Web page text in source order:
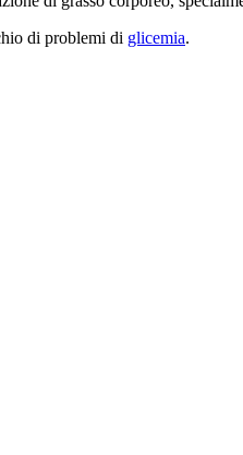
di problemi di glicemia.